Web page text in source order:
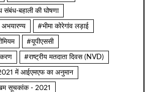
संबंध-बहाली की घोषणा
अभयारण्य #भीमा कोरेगांव लड़ाई
#यूपीएससी
#राष्ट्रीय मतदाता दिवस (NVD)
2021 में आईएमएफ का अनुमान
सूचकांक - 2021